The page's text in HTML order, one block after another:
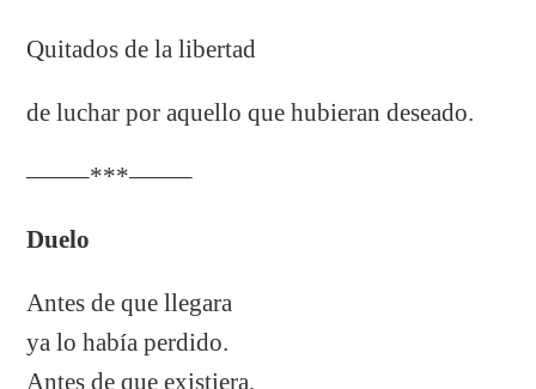
Quitados de la libertad
de luchar por aquello que hubieran deseado.
——–***——–
Duelo
Antes de que llegara
ya lo había perdido.
Antes de que existiera,